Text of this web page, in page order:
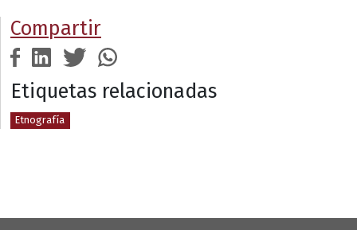
Compartir
Etiquetas relacionadas
Etnografía